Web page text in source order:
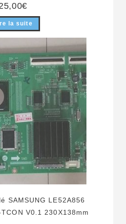
€
la suite
SAMSUNG LE52A856
V0.1 230X138mm